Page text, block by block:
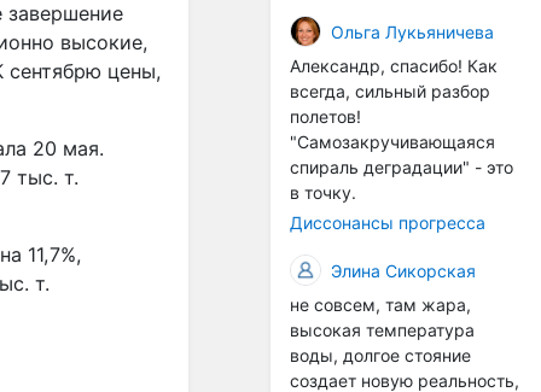
завершение
высокие,
сентябрю цены,
20 мая.
тыс. т.
11,7%,
т.
организмы, и потом они
могут быть перенесены в
другие регионы. Поэтому
проблема вполне реальная
— просто я бы говорила не
о неизбежной катастрофе,
а о повышенном риске,
который нельзя
игнорировать. А так да 👍
Ольга Лукьяничева
Александр, спасибо! Как
всегда, сильный разбор
полетов!
"Самозакручивающаяся
спираль деградации" - это
в точку.
Диссонансы прогресса
Элина Сикорская
не совсем, там жара,
высокая температура
воды, долгое стояние
создает новую реальность,